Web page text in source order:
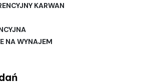
KARWAN
NA WYNAJEM